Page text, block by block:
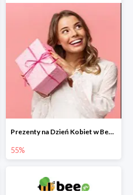
Prezenty na Dzień Kobiet w Bee do -55%
55%